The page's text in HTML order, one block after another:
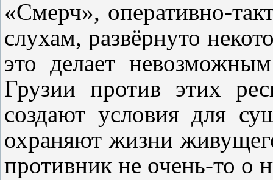
«Смерч», оперативно-
слухам, развёрнуто
это делает
Грузии против этих
создают условия для
охраняют жизни
противник не очень-то о